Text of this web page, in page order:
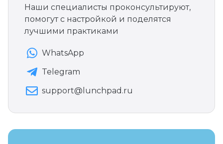
Наши специалисты проконсультируют,
помогут с настройкой и поделятся
лучшими практиками
WhatsApp
Telegram
support@lunchpad.ru